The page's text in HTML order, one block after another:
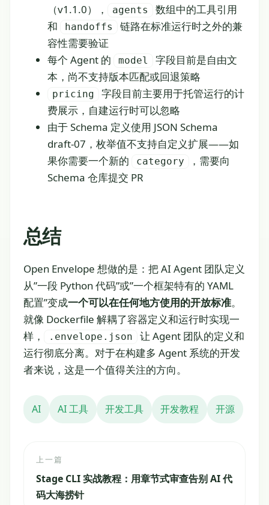
（v1.1.0），
agents
数组中的工具引用
和
handoffs
链路在标准运行时之外的兼
容性需要验证
每个 Agent 的
model
字段目前是自由文
本，尚不支持版本匹配或回退策略
pricing
字段目前主要用于托管运行的计
费展示，自建运行时可以忽略
由于 Schema 定义使用 JSON Schema
draft-07，枚举值不支持自定义扩展——如
果你需要一个新的
category
，需要向
Schema 仓库提交 PR
总结
Open Envelope 想做的是：把 AI Agent 团队定义
从”一段 Python 代码”或”一个框架特有的 YAML
配置”变成一个可以在任何地方使用的开放标准。
就像 Dockerfile 解耦了容器定义和运行时实现一
样，
.envelope.json
让 Agent 团队的定义和
运行彻底分离。对于在构建多 Agent 系统的开发
者来说，这是一个值得关注的方向。
AI AI 工具 开发工具 开发教程 开源
上一篇
Stage CLI 实战教程：用章节式审查告别 AI 代
码大海捞针